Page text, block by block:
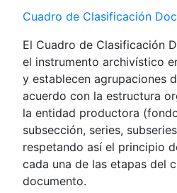
Cuadro de Clasificación
El Cuadro de Clasificación
el instrumento archivístico
y establecen agrupaciones
acuerdo con la estructura
la entidad productora
subsección, series,
respetando así el principio
cada una de las etapas del
documento.